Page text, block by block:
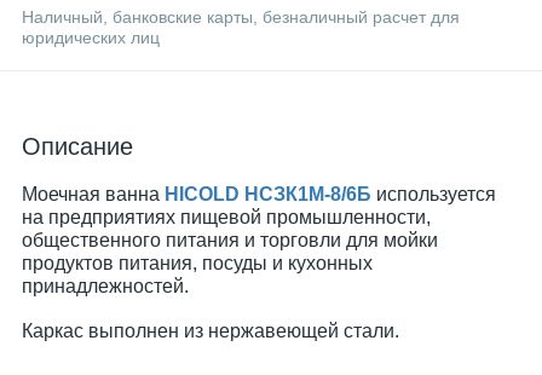
Наличный, банковские карты, безналичный расчет для
юридических лиц
Описание
Моечная ванна HICOLD НСЗК1М-8/6Б используется
на предприятиях пищевой промышленности,
общественного питания и торговли для мойки
продуктов питания, посуды и кухонных
принадлежностей.
Каркас выполнен из нержавеющей стали.